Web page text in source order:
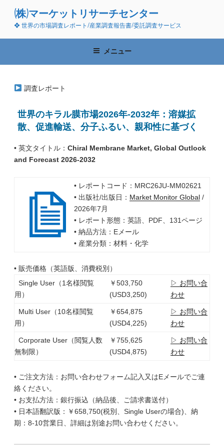
ン
(株)マーケットリサーチセンター
❖ 世界の市場調査レポート/産業調査報告書/委託調査サービス
メニュー
調査レポート
世界のキラル膜市場2026年-2032年：溶媒拡
散、促進輸送、分子ふるい、親和性に基づく
• 英文タイトル： Chiral Membrane Market, Global Outlook
and Forecast 2026-2032
• レポートコード：MRC26JU-MM02621
• 出版社/出版日： Market Monitor Global/
2026年7月
• レポート形態：英語、PDF、131ページ
• 納品方法：Eメール
• 産業分類：材料・化学
• 販売価格（英語版、消費税別）
Single User（1名様閲覧
用）
￥503,750
(USD3,250)
▷ お問い合
わせ
Multi User（10名様閲覧
用）
￥654,875
(USD4,225)
▷ お問い合
わせ
Corporate User（閲覧人数
無制限）
￥755,625
(USD4,875)
▷ お問い合
わせ
• ご注文方法：お問い合わせフォーム記入又はEメールでご連
絡ください。
• お支払方法：銀行振込（納品後、ご請求書送付）
• 日本語翻訳版：￥658,750(税別、Single Userの場合)、納
期：8-10営業日、詳細は別途お問い合わせください。